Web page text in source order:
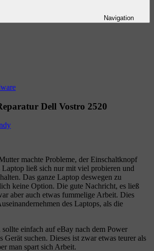
Navigation
Dell Vostro 2520
machte Probleme, der Einschaltknopf
Laptop ließ sich nur mit viel probieren und
Das ganze Laptop deswegen zu
keine Option. Die gute Nachricht, es ließ
aber auch etwas fummelige Arbeit. Dies
des Laptops, als die
einfach auf eBay nach dem Power
Gerät suchen. Dieses ist zwar etwas teurer als
man spart sich Arbeit.